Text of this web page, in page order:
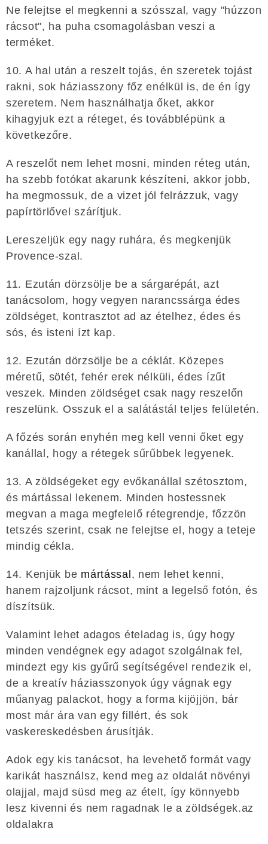
Ne felejtse el megkenni a szósszal, vagy "húzzon
rácsot", ha puha csomagolásban veszi a
terméket.
10. A hal után a reszelt tojás, én szeretek tojást
rakni, sok háziasszony főz enélkül is, de én így
szeretem. Nem használhatja őket, akkor
kihagyjuk ezt a réteget, és továbblépünk a
következőre.
A reszelőt nem lehet mosni, minden réteg után,
ha szebb fotókat akarunk készíteni, akkor jobb,
ha megmossuk, de a vizet jól felrázzuk, vagy
papírtörlővel szárítjuk.
Lereszeljük egy nagy ruhára, és megkenjük
Provence-szal.
11. Ezután dörzsölje be a sárgarépát, azt
tanácsolom, hogy vegyen narancssárga édes
zöldséget, kontrasztot ad az ételhez, édes és
sós, és isteni ízt kap.
12. Ezután dörzsölje be a céklát. Közepes
méretű, sötét, fehér erek nélküli, édes ízűt
veszek. Minden zöldséget csak nagy reszelőn
reszelünk. Osszuk el a salátástál teljes felületén.
A főzés során enyhén meg kell venni őket egy
kanállal, hogy a rétegek sűrűbbek legyenek.
13. A zöldségeket egy evőkanállal szétosztom,
és mártással lekenem. Minden hostessnek
megvan a maga megfelelő rétegrendje, főzzön
tetszés szerint, csak ne felejtse el, hogy a teteje
mindig cékla.
14. Kenjük be mártással, nem lehet kenni,
hanem rajzoljunk rácsot, mint a legelső fotón, és
díszítsük.
Valamint lehet adagos ételadag is, úgy hogy
minden vendégnek egy adagot szolgálnak fel,
mindezt egy kis gyűrű segítségével rendezik el,
de a kreatív háziasszonyok úgy vágnak egy
műanyag palackot, hogy a forma kijöjjön, bár
most már ára van egy fillért, és sok
vaskereskedésben árusítják.
Adok egy kis tanácsot, ha levehető formát vagy
karikát használsz, kend meg az oldalát növényi
olajjal, majd süsd meg az ételt, így könnyebb
lesz kivenni és nem ragadnak le a zöldségek.az
oldalakra